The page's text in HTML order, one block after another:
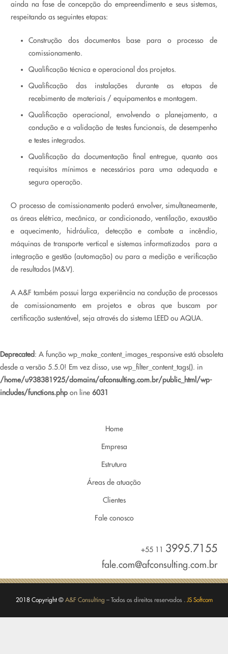
ainda na fase de concepção do empreendimento e seus sistemas,
respeitando as seguintes etapas:
Construção dos documentos base para o processo de
comissionamento.
Qualificação técnica e operacional dos projetos.
Qualificação das instalações durante as etapas de
recebimento de materiais / equipamentos e montagem.
Qualificação operacional, envolvendo o planejamento, a
condução e a validação de testes funcionais, de desempenho
e testes integrados.
Qualificação da documentação final entregue, quanto aos
requisitos mínimos e necessários para uma adequada e
segura operação.
O processo de comissionamento poderá envolver, simultaneamente,
as áreas elétrica, mecânica, ar condicionado, ventilação, exaustão
e aquecimento, hidráulica, detecção e combate a incêndio,
máquinas de transporte vertical e sistemas informatizados para a
integração e gestão (automação) ou para a medição e verificação
de resultados (M&V).
A A&F também possui larga experiência na condução de processos
de comissionamento em projetos e obras que buscam por
certificação sustentável, seja através do sistema LEED ou AQUA.
Deprecated : A função wp_make_content_images_responsive está obsoleta
desde a versão 5.5.0! Em vez disso, use wp_filter_content_tags(). in
/home/u938381925/domains/afconsulting.com.br/public_html/wp-
includes/functions.php on line 6031
Home
Empresa
Estrutura
Áreas de atuação
Clientes
Fale conosco
+55 11 3995.7155
fale.com@afconsulting.com.br
2018 Copyright © A&F Consulting – Todos os direitos reservados . JS Softcom